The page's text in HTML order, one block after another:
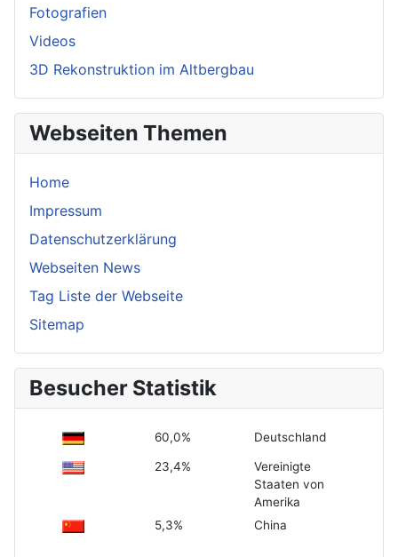
Fotografien
Videos
3D Rekonstruktion im Altbergbau
Webseiten Themen
Home
Impressum
Datenschutzerklärung
Webseiten News
Tag Liste der Webseite
Sitemap
Besucher Statistik
60,0% Deutschland
23,4%
Vereinigte
Staaten von
Amerika
5,3%
China